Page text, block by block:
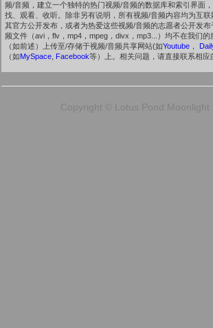
频/音频，建立一个独特的热门视频/音频的数据库和索引界面
找、观看、收听。除非另有说明，所有视频/音频内容均为互
其官方公开发布，或者为热爱这些视频/音频的志愿者公开发
频文件（avi，flv，mp4，mpeg，divx，mp3...）均不在我们
（如前述）上传至/存储于视频/音频共享网站(如Youtube ，
（如MySpace Facebook等）上。相关问题，请直接联系相应
Copyright © Lotus Pond